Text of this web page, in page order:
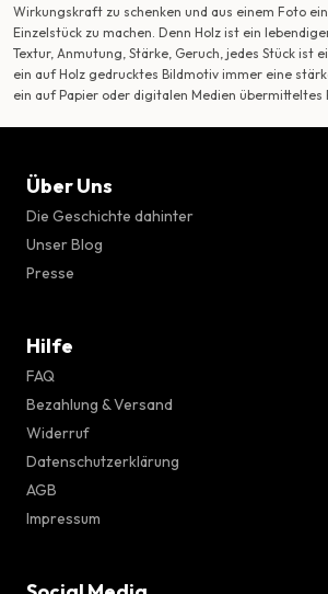
Wirkungskraft zu schenken und aus einem Foto
Einzelstück zu machen. Denn Holz ist ein
Textur, Anmutung, Stärke, Geruch, jedes Stück ist
ein auf Holz gedrucktes Bildmotiv immer eine
ein auf Papier oder digitalen Medien übermitteltes
Über Uns
Die Geschichte dahinter
Unser Blog
Presse
Hilfe
FAQ
Bezahlung & Versand
Widerruf
Datenschutzerklärung
AGB
Impressum